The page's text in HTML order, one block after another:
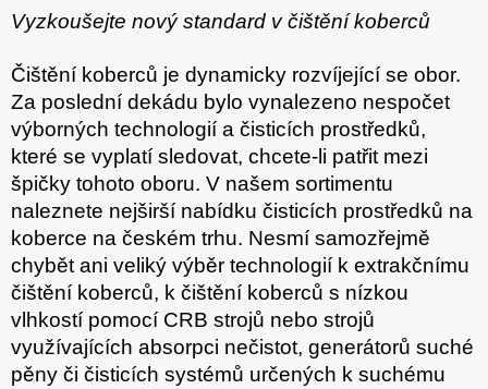
Vyzkoušejte nový standard v čištění koberců
Čištění koberců je dynamicky rozvíjející se obor.
Za poslední dekádu bylo vynalezeno nespočet
výborných technologií a čisticích prostředků,
které se vyplatí sledovat, chcete-li patřit mezi
špičky tohoto oboru. V našem sortimentu
naleznete nejširší nabídku čisticích prostředků na
koberce na českém trhu. Nesmí samozřejmě
chybět ani veliký výběr technologií k extrakčnímu
čištění koberců, k čištění koberců s nízkou
vlhkostí pomocí CRB strojů nebo strojů
využívajících absorpci nečistot, generátorů suché
pěny či čisticích systémů určených k suchému